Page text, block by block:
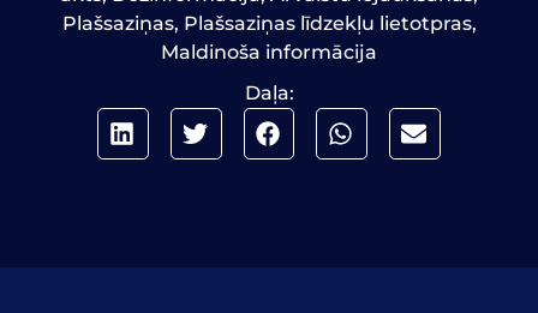
Plašsaziņas, Plašsaziņas līdzekļu lietotpras,
Maldinoša informācija
Daļa: